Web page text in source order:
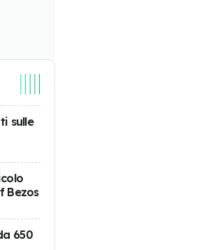
sulle
Bezos
650